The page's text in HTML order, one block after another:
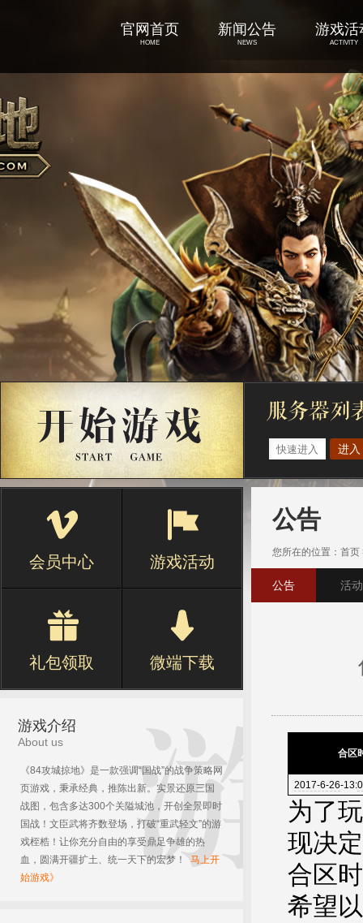
官网首页
HOME
新闻公告
NEWS
游戏活
ACTIVITY
进入
会员中心 游戏活动
礼包领取 微端下载
游戏介绍
About us
《84攻城掠地》是一款强调“国战”的战争策略网
页游戏，秉承经典，推陈出新。实景还原三国
战图，包含多达300个关隘城池，开创全景即时
国战！文臣武将齐数登场，打破“重武轻文”的游
戏桎梏！让你充分自由的享受鼎足争雄的热
血，圆满开疆扩土、统一天下的宏梦！ 马上开
始游戏》
公告
您所在的位置： 首页
公告 活动
合区
2017-6-26-13:
为了
现决
合区
希望